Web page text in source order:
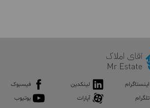
اینستاگرام لینکدین
فیسبوک
تلگرام
آپارات یوتیوب